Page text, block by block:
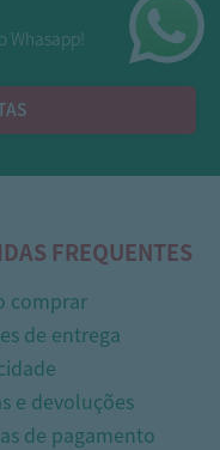
1
Whasapp!
FREQUENTES
comprar
de entrega
e devoluções
de pagamento